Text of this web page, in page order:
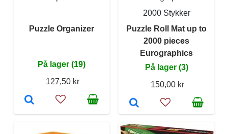
Puzzle Organizer
På lager (19)
127,50 kr
2000 Stykker
Puzzle Roll Mat up to
2000 pieces
Eurographics
På lager (3)
150,00 kr